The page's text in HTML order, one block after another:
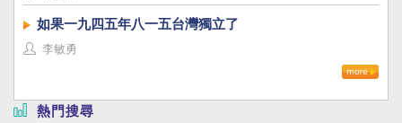
如果一九四五年八一五台灣獨立了
李敏勇
熱門搜尋